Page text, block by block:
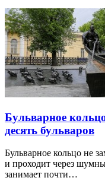
Бульварное
десять бульваров
Бульварное кольцо не
и проходит через
занимает почти…